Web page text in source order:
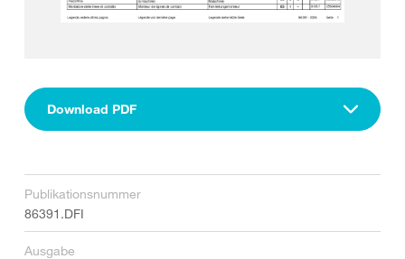
Download PDF
Publikationsnummer
86391.DFI
Ausgabe